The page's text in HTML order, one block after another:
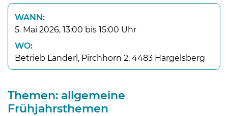
WANN:
5. Mai 2026, 13:00 bis 15:00 Uhr
WO:
Betrieb Landerl, Pirchhorn 2, 4483 Hargelsberg
Themen: allgemeine
Frühjahrsthemen